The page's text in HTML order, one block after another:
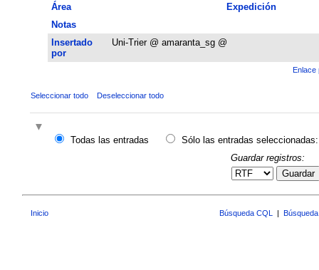
Área
Expedición
Notas
Insertado
por
Uni-Trier @ amaranta_sg @
Enlace
Seleccionar todo Deseleccionar todo
Todas las entradas
Sólo las entradas seleccionadas:
Guardar registros:
Guardar
Inicio Búsqueda CQL